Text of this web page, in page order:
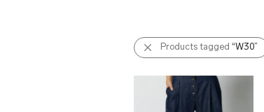
Products tagged “W30”